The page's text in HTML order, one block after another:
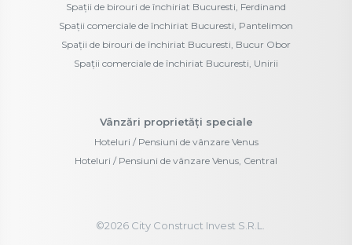
Spații de birouri de închiriat Bucuresti, Ferdinand
Spații comerciale de închiriat Bucuresti, Pantelimon
Spații de birouri de închiriat Bucuresti, Bucur Obor
Spații comerciale de închiriat Bucuresti, Unirii
Vânzări proprietăți speciale
Hoteluri / Pensiuni de vânzare Venus
Hoteluri / Pensiuni de vânzare Venus, Central
©2026City Construct Invest S.R.L.